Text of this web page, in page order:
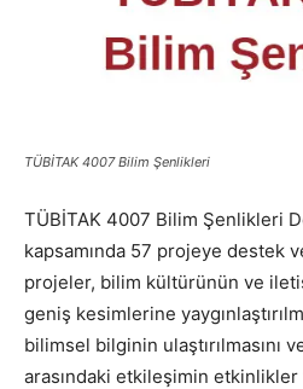
TÜBİTAK 4007 Bilim Şenlikleri
TÜBİTAK 4007 Bilim Şenlikleri
kapsamında 57 projeye destek
projeler, bilim kültürünün ve
geniş kesimlerine
bilimsel bilginin ulaştırılmasını
arasındaki etkileşimin etkinlikler